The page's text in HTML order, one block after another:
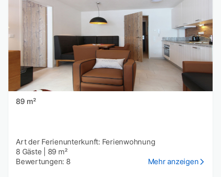
89 m²
Art der Ferienunterkunft: Ferienwohnung
8 Gäste
89 m²
Bewertungen: 8
Mehr anzeigen